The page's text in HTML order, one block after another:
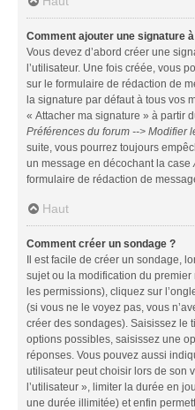
Comment ajouter une signature
Vous devez d’abord créer une
l’utilisateur. Une fois créée, vous
sur le formulaire de rédaction de
la signature par défaut à tous vos
« Attacher ma signature » à partir
Préférences du forum --> Modifier
suite, vous pourrez toujours
un message en décochant la case
formulaire de rédaction de
Haut
Comment créer un sondage ?
Il est facile de créer un sondage,
sujet ou la modification du premier
les permissions), cliquez sur
(si vous ne le voyez pas, vous
créer des sondages). Saisissez le
options possibles, saisissez une
réponses. Vous pouvez aussi
utilisateur peut choisir lors de son
l’utilisateur », limiter la durée en
une durée illimitée) et enfin